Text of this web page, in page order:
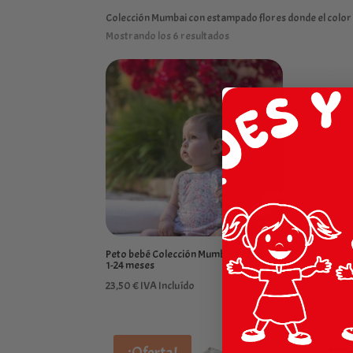
Colección Mumbai con estampado flores donde el
Mostrando los 6 resultados
Peto bebé Colección Mumbai Calamaro
1-24 meses
23,50€IVA Incluído
1-36